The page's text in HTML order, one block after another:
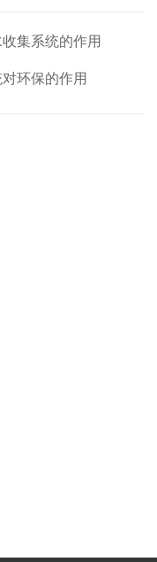
集系统的作用
环保的作用